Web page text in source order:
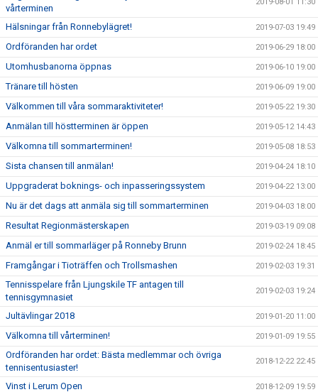
vårterminen
Hälsningar från Ronnebylägret! 2019-07-03 19:49
Ordföranden har ordet 2019-06-29 18:00
Utomhusbanorna öppnas 2019-06-10 19:00
Tränare till hösten 2019-06-09 19:00
Välkommen till våra sommaraktiviteter! 2019-05-22 19:30
Anmälan till höstterminen är öppen 2019-05-12 14:43
Välkomna till sommarterminen! 2019-05-08 18:53
Sista chansen till anmälan! 2019-04-24 18:10
Uppgraderat boknings- och inpasseringssystem 2019-04-22 13:00
Nu är det dags att anmäla sig till sommarterminen 2019-04-03 18:00
Resultat Regionmästerskapen 2019-03-19 09:08
Anmäl er till sommarläger på Ronneby Brunn 2019-02-24 18:45
Framgångar i Tioträffen och Trollsmashen 2019-02-03 19:31
Tennisspelare från Ljungskile TF antagen till
tennisgymnasiet
2019-02-03 19:24
Jultävlingar 2018 2019-01-20 11:00
Välkomna till vårterminen! 2019-01-09 19:55
Ordföranden har ordet: Bästa medlemmar och övriga
tennisentusiaster!
2018-12-22 22:45
Vinst i Lerum Open 2018-12-09 19:59